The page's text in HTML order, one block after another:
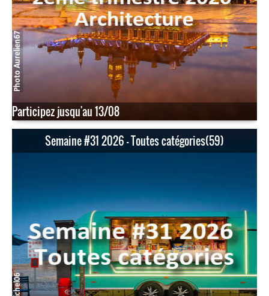
Participez jusqu'au 13/08
Semaine #31 2026 - Toutes catégories(59)